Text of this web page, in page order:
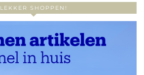
LEKKER SHOPPEN!